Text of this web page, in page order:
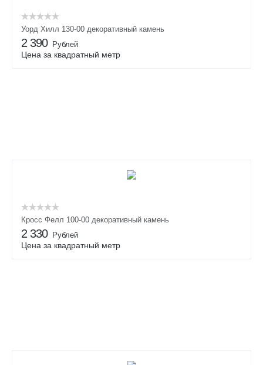
Уорд Хилл 130-00 декоративный камень
2 390 Рублей
Цена за квадратный метр
Кросс Фелл 100-00 декоративный камень
2 330 Рублей
Цена за квадратный метр